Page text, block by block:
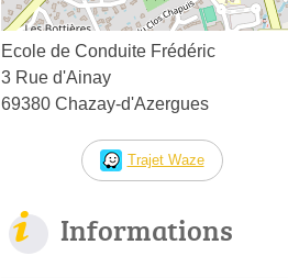
Ecole de Conduite Frédéric
3 Rue d'Ainay
69380 Chazay-d'Azergues
Trajet Waze
Informations